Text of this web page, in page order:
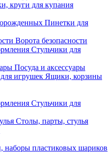
круги для купания
Пинетки для
Ворота безопасности
Стульчики для
Посуда и аксессуары
Ящики, корзины
Стульчики для
Столы, парты, стулья